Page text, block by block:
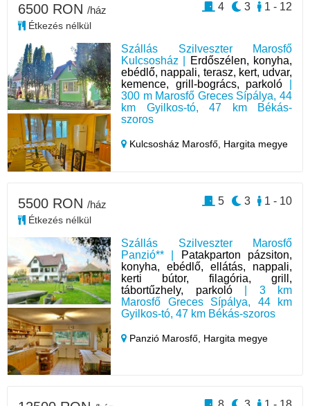
Szállás Szilveszter Marosfő
Kulcsosház |
Erdőszélen, konyha,
ebédlő, nappali, terasz, kert, udvar,
kemence, grill-bogrács, parkoló
300 m Marosfő Greces Sípálya, 44
km Gyilkos-tó, 47 km Békás-
szoros
Kulcsosház Marosfő, Hargita megye
6500 RON /ház
Étkezés nélkül
1 - 12
3
4
Szállás Szilveszter Marosfő
Panzió** |
Patakparton pázsiton,
konyha, ebédlő, ellátás, nappali,
kerti bútor, filagória, grill,
tábortűzhely, parkoló| 3 km
Marosfő Greces Sípálya, 44 km
Gyilkos-tó, 47 km Békás-szoros
Panzió Marosfő, Hargita megye
5500 RON /ház
Étkezés nélkül
1 - 10
3
5